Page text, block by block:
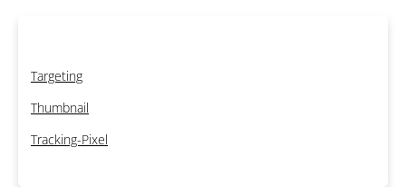
Targeting
Thumbnail
Tracking-Pixel